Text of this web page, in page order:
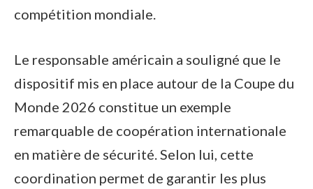
compétition mondiale.
Le responsable américain a souligné que le
dispositif mis en place autour de la Coupe du
Monde 2026 constitue un exemple
remarquable de coopération internationale
en matière de sécurité. Selon lui, cette
coordination permet de garantir les plus